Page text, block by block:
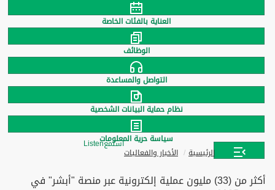
العناية بالفئات الخاصة
الوظائف
التواصل والمساعدة
نظام حماية البيانات الشخصية
سياسة حرية المعلومات
الرئيسية
الأخبار والفعاليات
استمعListen
أكثر من (33) مليون عملية إلكترونية عبر منصة "أبشر" في